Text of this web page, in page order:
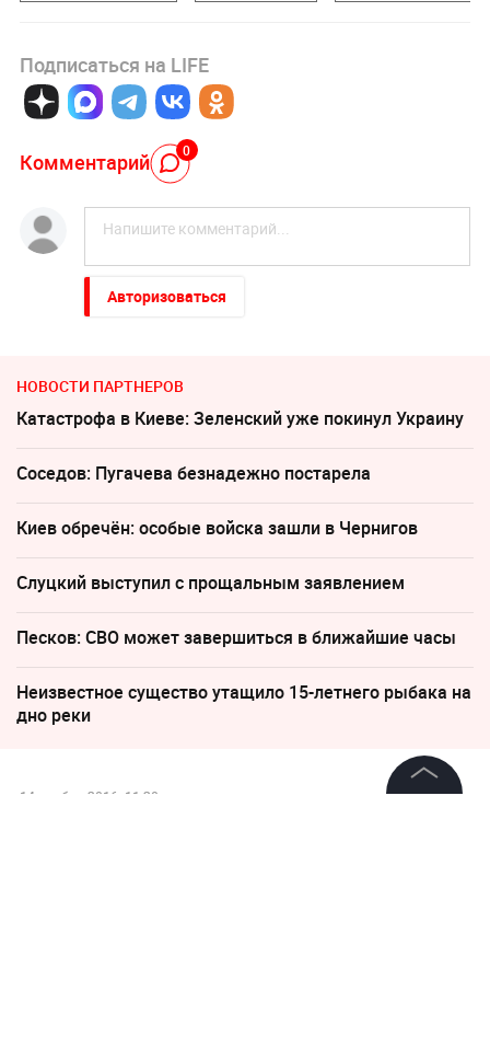
Подписаться на LIFE
Комментарий 0
Авторизоваться
НОВОСТИ ПАРТНЕРОВ
Катастрофа в Киеве: Зеленский уже покинул Украину
Соседов: Пугачева безнадежно постарела
Киев обречён: особые войска зашли в Чернигов
Слуцкий выступил с прощальным заявлением
Песков: СВО может завершиться в ближайшие часы
Неизвестное существо утащило 15-летнего рыбака на
дно реки
14 ноября 2016, 11:20